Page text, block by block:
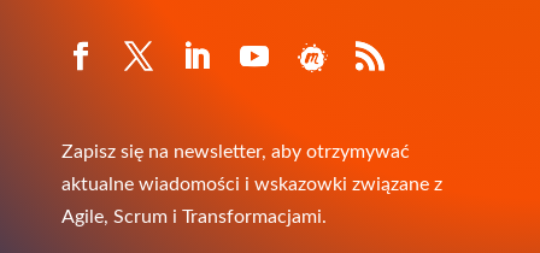
Zapisz się na newsletter, aby otrzymywać
aktualne wiadomości i wskazowki związane z
Agile, Scrum i Transformacjami.